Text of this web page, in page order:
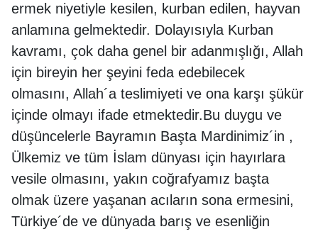
ermek niyetiyle kesilen, kurban edilen, hayvan
anlamına gelmektedir. Dolayısıyla Kurban
kavramı, çok daha genel bir adanmışlığı, Allah
için bireyin her şeyini feda edebilecek
olmasını, Allah´a teslimiyeti ve ona karşı şükür
içinde olmayı ifade etmektedir.Bu duygu ve
düşüncelerle Bayramın Başta Mardinimiz´in ,
Ülkemiz ve tüm İslam dünyası için hayırlara
vesile olmasını, yakın coğrafyamız başta
olmak üzere yaşanan acıların sona ermesini,
Türkiye´de ve dünyada barış ve esenliğin